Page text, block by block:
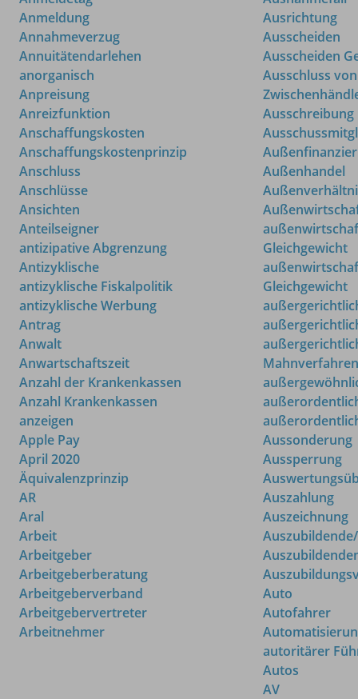
Anmeldung
Annahmeverzug
Annuitätendarlehen
anorganisch
Anpreisung
Anreizfunktion
Anschaffungskosten
Anschaffungskostenprinzip
Anschluss
Anschlüsse
Ansichten
Anteilseigner
antizipative Abgrenzung
Antizyklische
antizyklische Fiskalpolitik
antizyklische Werbung
Antrag
Anwalt
Anwartschaftszeit
Anzahl der Krankenkassen
Anzahl Krankenkassen
anzeigen
Apple Pay
April 2020
Äquivalenzprinzip
AR
Aral
Arbeit
Arbeitgeber
Arbeitgeberberatung
Arbeitgeberverband
Arbeitgebervertreter
Arbeitnehmer
Ausrichtung
Ausscheiden
Ausscheiden
Ausschluss von
Ausschreibung
Außenhandel
Gleichgewicht
Gleichgewicht
Mahnverfahren
Aussonderung
Aussperrung
Auszahlung
Auszeichnung
Auto
Autofahrer
autoritärer
Autos
AV